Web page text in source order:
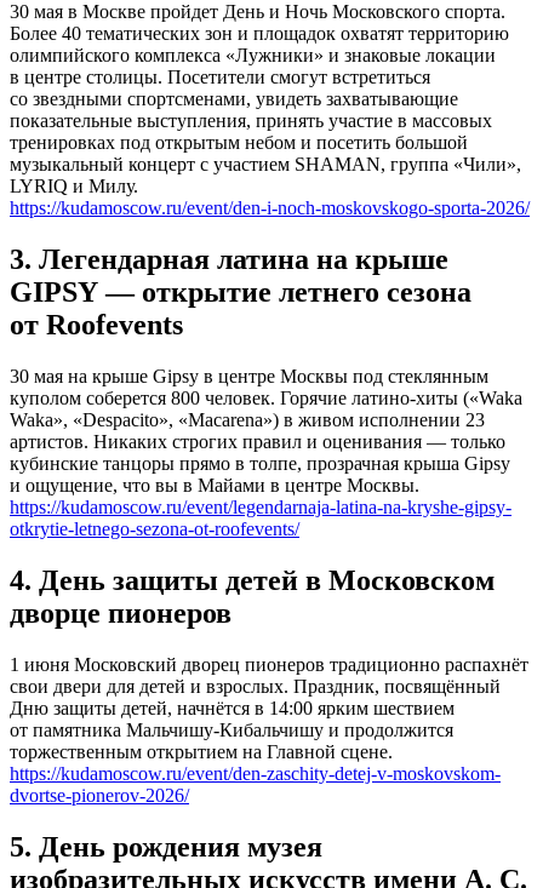
30 мая в Москве пройдет День и Ночь Московского спорта.
Более 40 тематических зон и площадок охватят территорию
олимпийского комплекса «Лужники» и знаковые локации
в центре столицы. Посетители смогут встретиться
со звездными спортсменами, увидеть захватывающие
показательные выступления, принять участие в массовых
тренировках под открытым небом и посетить большой
музыкальный концерт с участием SHAMAN, группа «Чили»,
LYRIQ и Милу.
https://kudamoscow.ru/event/den-i-noch-moskovskogo-sporta-2026/
3. Легендарная латина на крыше
GIPSY — открытие летнего сезона
от Roofevents
30 мая на крыше Gipsy в центре Москвы под стеклянным
куполом соберется 800 человек. Горячие латино-хиты («Waka
Waka», «Despacito», «Macarena») в живом исполнении 23
артистов. Никаких строгих правил и оценивания — только
кубинские танцоры прямо в толпе, прозрачная крыша Gipsy
и ощущение, что вы в Майами в центре Москвы.
https://kudamoscow.ru/event/legendarnaja-latina-na-kryshe-gipsy-
otkrytie-letnego-sezona-ot-roofevents/
4. День защиты детей в Московском
дворце пионеров
1 июня Московский дворец пионеров традиционно распахнёт
свои двери для детей и взрослых. Праздник, посвящённый
Дню защиты детей, начнётся в 14:00 ярким шествием
от памятника Мальчишу-Кибальчишу и продолжится
торжественным открытием на Главной сцене.
https://kudamoscow.ru/event/den-zaschity-detej-v-moskovskom-
dvortse-pionerov-2026/
5. День рождения музея
изобразительных искусств имени А. С.